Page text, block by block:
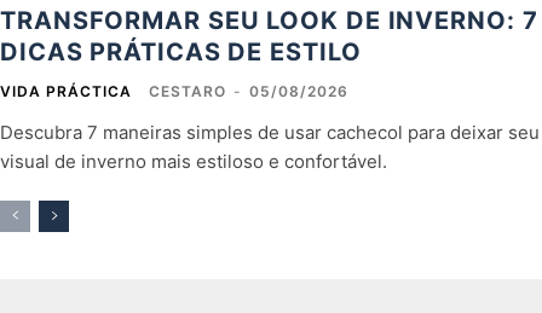
TRANSFORMAR SEU LOOK DE INVERNO: 7
DICAS PRÁTICAS DE ESTILO
VIDA PRÁCTICA CESTARO - 05/08/2026
Descubra 7 maneiras simples de usar cachecol para deixar seu
visual de inverno mais estiloso e confortável.